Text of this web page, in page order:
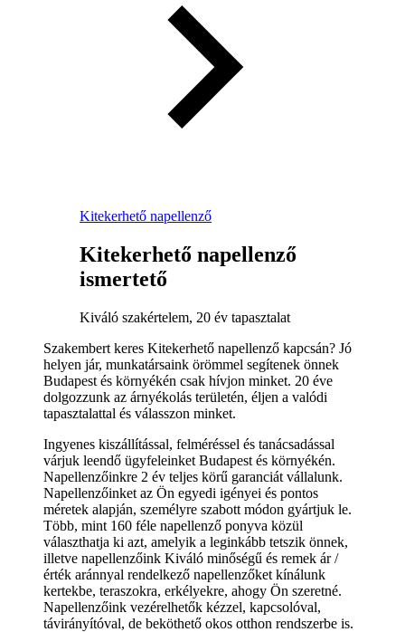
Kitekerhető napellenző
Kitekerhető napellenző
ismertető
Kiváló szakértelem, 20 év tapasztalat
Szakembert keres Kitekerhető napellenző kapcsán? Jó
helyen jár, munkatársaink örömmel segítenek önnek
Budapest és környékén csak hívjon minket. 20 éve
dolgozzunk az árnyékolás területén, éljen a valódi
tapasztalattal és válasszon minket.
Ingyenes kiszállítással, felméréssel és tanácsadással
várjuk leendő ügyfeleinket Budapest és környékén.
Napellenzőinkre 2 év teljes körű garanciát vállalunk.
Napellenzőinket az Ön egyedi igényei és pontos
méretek alapján, személyre szabott módon gyártjuk le.
Több, mint 160 féle napellenző ponyva közül
választhatja ki azt, amelyik a leginkább tetszik önnek,
illetve napellenzőink Kiváló minőségű és remek ár /
érték aránnyal rendelkező napellenzőket kínálunk
kertekbe, teraszokra, erkélyekre, ahogy Ön szeretné.
Napellenzőink vezérelhetők kézzel, kapcsolóval,
távirányítóval, de beköthető okos otthon rendszerbe is.